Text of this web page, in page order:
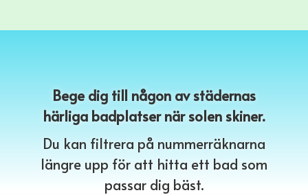
Bege dig till någon av städernas
härliga badplatser när solen skiner.
Du kan filtrera på nummerräknarna
längre upp för att hitta ett bad som
passar dig bäst.